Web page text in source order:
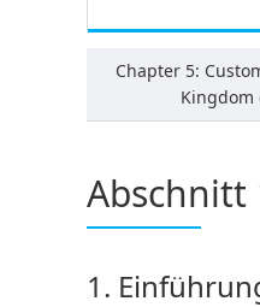
Chapter 5:
Kingdom
Abschnitt
1.